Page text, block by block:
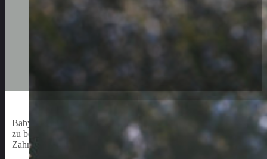
Baby Zahnpasta ist ein wichtiger Bestandteil der täglichen Pflege
zu beginnen, um die Zahngesundheit und das Wohlbefinden
Zahnpasta beschäftigen und auf ihre speziellen Eigenschaften